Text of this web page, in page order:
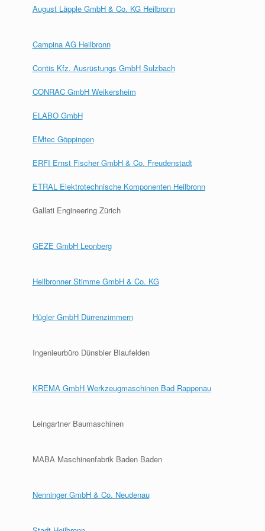
August Läpple GmbH & Co. KG Heilbronn
Campina AG Heilbronn
Contis Kfz. Ausrüstungs GmbH Sulzbach
CONRAC GmbH Weikersheim
ELABO GmbH
EMtec Göppingen
ERFI Ernst Fischer GmbH & Co. Freudenstadt
ETRAL Elektrotechnische Komponenten Heilbronn
Gallati Engineering Zürich
GEZE GmbH Leonberg
Heilbronner Stimme GmbH & Co. KG
Hügler GmbH Dürrenzimmern
Ingenieurbüro Dünsbier Blaufelden
KREMA GmbH Werkzeugmaschinen Bad Rappenau
Leingartner Baumaschinen
MABA Maschinenfabrik Baden Baden
Nenninger GmbH & Co. Neudenau